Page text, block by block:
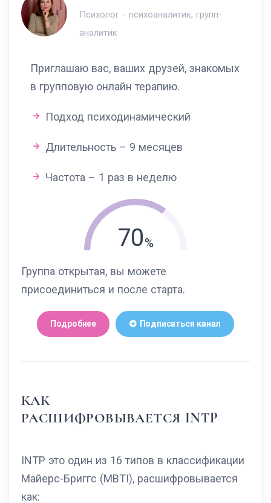
Психолог - психоаналитик, групп-
аналитик
Приглашаю вас, ваших друзей, знакомых
в групповую онлайн терапию.
Подход психодинамический
Длительность – 9 месяцев
Частота – 1 раз в неделю
70
Группа открытая, вы можете
присоединиться и после старта.
Подробнее Подписаться канал
КАК
РАСШИФРОВЫВАЕТСЯ INTP
INTP это один из 16 типов в классификации
Майерс-Бриггс (MBTI), расшифровывается
как: